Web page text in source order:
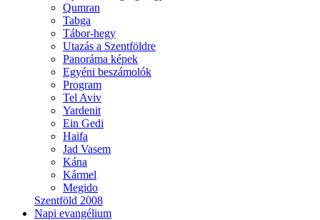
Qumran
Tabga
Tábor-hegy
Utazás a Szentföldre
Panoráma képek
Egyéni beszámolók
Program
Tel Aviv
Yardenit
Ein Gedi
Haifa
Jad Vasem
Kána
Kármel
Megido
Szentföld 2008
Napi evangélium